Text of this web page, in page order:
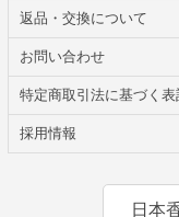
返品・交換について
お問い合わせ
特定商取引法に基づく表
採用情報
日本